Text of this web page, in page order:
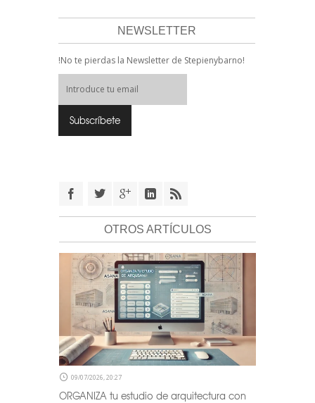
NEWSLETTER
!No te pierdas la Newsletter de Stepienybarno!
OTROS ARTÍCULOS
09/07/2026, 20:27
ORGANIZA tu estudio de arquitectura con